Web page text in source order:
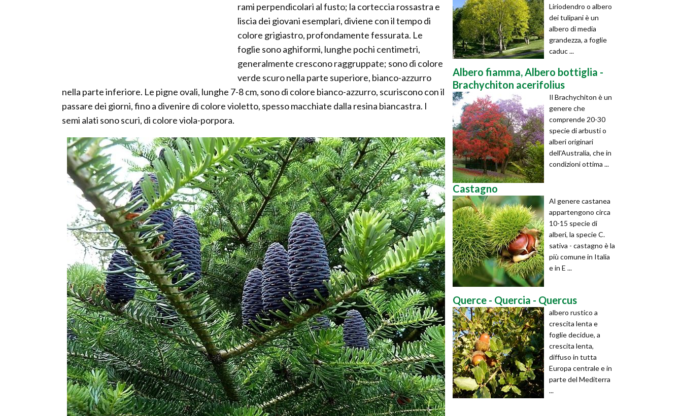
rami perpendicolari al fusto; la corteccia rossastra e
liscia dei giovani esemplari, diviene con il tempo di
colore grigiastro, profondamente fessurata. Le
foglie sono aghiformi, lunghe pochi centimetri,
generalmente crescono raggruppate; sono di colore
verde scuro nella parte superiore, bianco-azzurro
nella parte inferiore. Le pigne ovali, lunghe 7-8 cm, sono di colore bianco-azzurro, scuriscono con il
passare dei giorni, fino a divenire di colore violetto, spesso macchiate dalla resina biancastra. I
semi alati sono scuri, di colore viola-porpora.
Liriodendro o albero
dei tulipani è un
albero di media
grandezza, a foglie
caduc ...
Albero fiamma, Albero bottiglia -
Brachychiton acerifolius
Il Brachychiton è un
genere che
comprende 20-30
specie di arbusti o
alberi originari
dell'Australia, che in
condizioni ottima ...
Castagno
Al genere castanea
appartengono circa
10-15 specie di
alberi, la specie C.
sativa - castagno è la
più comune in Italia
e in E ...
Querce - Quercia - Quercus
albero rustico a
crescita lenta e
foglie decidue, a
crescita lenta,
diffuso in tutta
Europa centrale e in
parte del Mediterra
...